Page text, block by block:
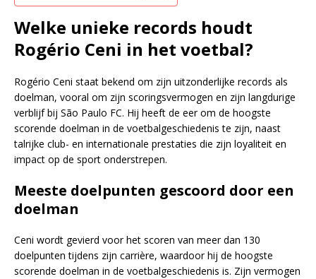
Welke unieke records houdt
Rogério Ceni in het voetbal?
Rogério Ceni staat bekend om zijn uitzonderlijke records als
doelman, vooral om zijn scoringsvermogen en zijn langdurige
verblijf bij São Paulo FC. Hij heeft de eer om de hoogste
scorende doelman in de voetbalgeschiedenis te zijn, naast
talrijke club- en internationale prestaties die zijn loyaliteit en
impact op de sport onderstrepen.
Meeste doelpunten gescoord door een
doelman
Ceni wordt gevierd voor het scoren van meer dan 130
doelpunten tijdens zijn carrière, waardoor hij de hoogste
scorende doelman in de voetbalgeschiedenis is. Zijn vermogen